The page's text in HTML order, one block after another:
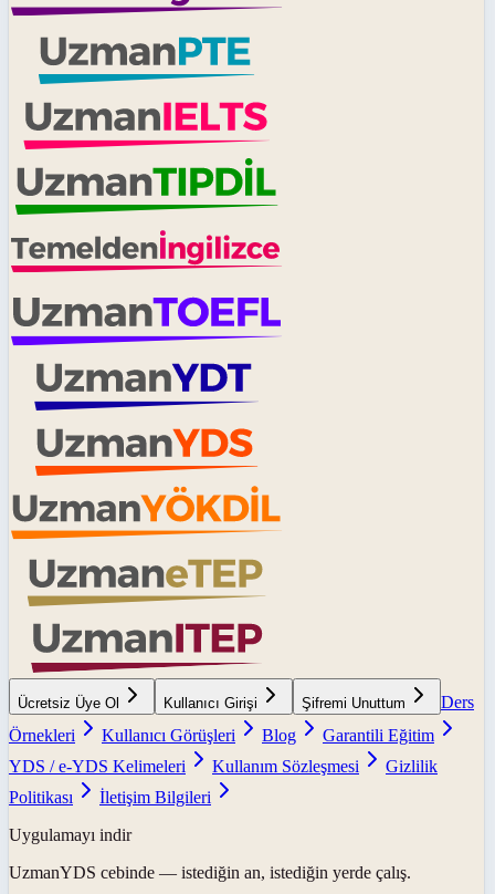
Ücretsiz Üye Ol Kullanıcı Girişi Şifremi Unuttum
Ders
Örnekleri
Kullanıcı Görüşleri Blog
Garantili Eğitim
YDS / e-YDS Kelimeleri
Kullanım Sözleşmesi
Gizlilik
Politikası
İletişim Bilgileri
Uygulamayı indir
UzmanYDS cebinde — istediğin an, istediğin yerde çalış.